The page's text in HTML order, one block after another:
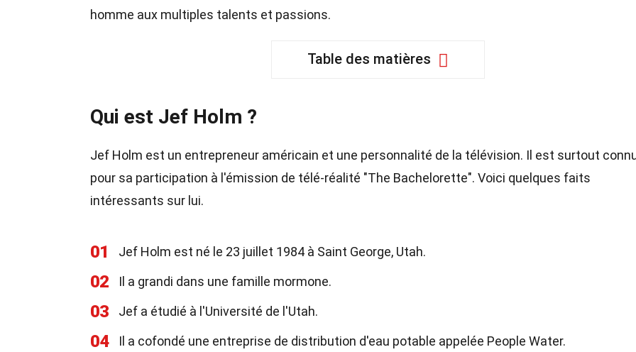
homme aux multiples talents et passions.
Table des matières
Qui est Jef Holm ?
Jef Holm est un entrepreneur américain et une personnalité de la télévision. Il est surtout
pour sa participation à l'émission de télé-réalité "The Bachelorette". Voici quelques faits
intéressants sur lui.
01 Jef Holm est né le 23 juillet 1984 à Saint George, Utah.
02 Il a grandi dans une famille mormone.
03 Jef a étudié à l'Université de l'Utah.
04 Il a cofondé une entreprise de distribution d'eau potable appelée People Water.